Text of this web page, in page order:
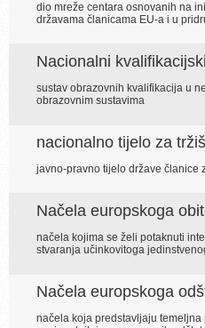
dio mreže centara osnovanih na
državama članicama EU-a i u
Nacionalni
sustav obrazovnih kvalifikacija u
obrazovnim sustavima
nacionalno tijelo za
javno-pravno tijelo države članice
Načela europskoga
načela kojima se želi potaknuti
stvaranja učinkovitoga
Načela europskoga
načela koja predstavljaju